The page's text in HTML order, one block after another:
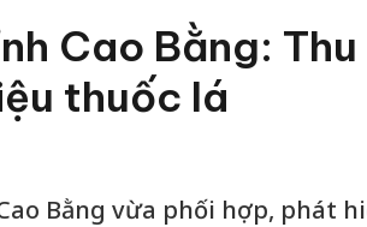
Cao Bằng:
thuốc lá
Bằng vừa phối hợp, phát